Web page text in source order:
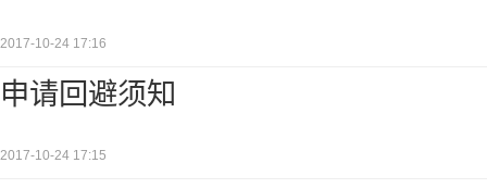
2017-10-24 17:16
申请回避须知
2017-10-24 17:15